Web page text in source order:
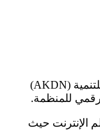
هو نطاق مستوى أعلى عام (gTLD) فريد من نوعه، يندرج تحت فئة "نطاقات العلامات التجارية" (Brand TLDs). تم إطلاق هذا النطاق ليمثل الهوية الرقمية لشبكة الآغا خان للتنمية (AKDN)
الإنترنت حيث